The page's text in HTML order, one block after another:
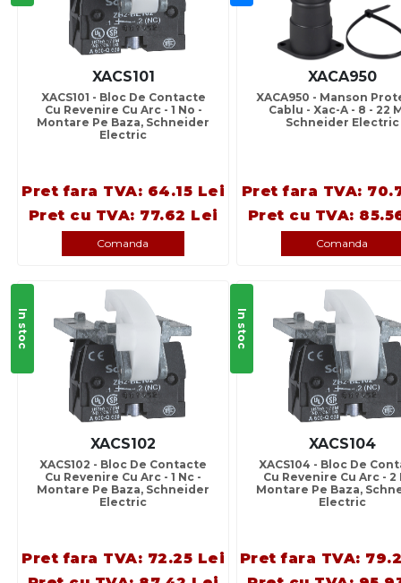
XACS101
XACS101 - Bloc De Contacte
Cu Revenire Cu Arc - 1 No -
Montare Pe Baza, Schneider
Electric
Pret fara TVA: 64.15 Lei
Pret cu TVA: 77.62 Lei
Comanda
XACA950
XACA950 - Manson
Cablu - Xac-A - 8 - 22
Schneider Electric
Pret fara TVA:
Pret cu TVA:
Comanda
In stoc
XACS102
XACS102 - Bloc De Contacte
Cu Revenire Cu Arc - 1 Nc -
Montare Pe Baza, Schneider
Electric
Pret fara TVA: 72.25 Lei
In stoc
XACS104
XACS104 - Bloc De
Cu Revenire Cu Arc - 2
Montare Pe Baza,
Electric
Pret fara TVA: